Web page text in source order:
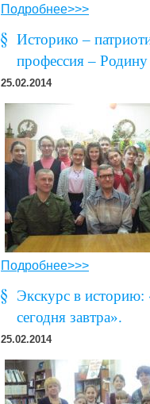
Подробнее>>>
Историко –
профессия –
25.02.2014
Подробнее>>>
Экскурс в
сегодня завтра».
25.02.2014